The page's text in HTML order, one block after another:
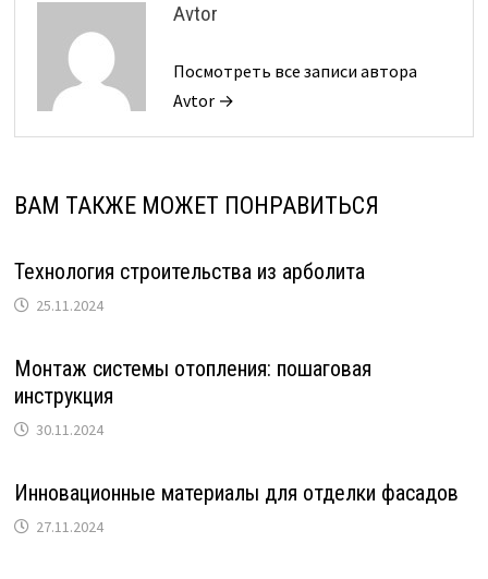
Avtor
Посмотреть все записи автора
Avtor →
ВАМ ТАКЖЕ МОЖЕТ ПОНРАВИТЬСЯ
Технология строительства из арболита
25.11.2024
Монтаж системы отопления: пошаговая
инструкция
30.11.2024
Инновационные материалы для отделки фасадов
27.11.2024